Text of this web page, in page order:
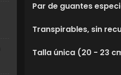
Par de guantes
Transpirables, sin
Talla única (20 - 23